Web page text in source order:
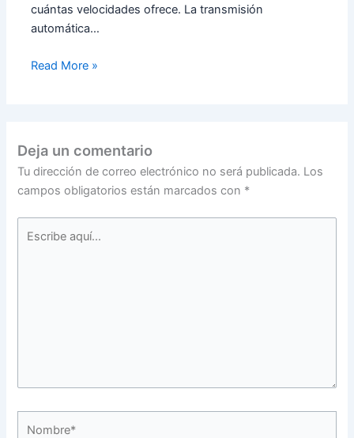
cuántas velocidades ofrece. La transmisión
automática…
Read More »
Deja un comentario
Tu dirección de correo electrónico no será publicada. Los
campos obligatorios están marcados con *